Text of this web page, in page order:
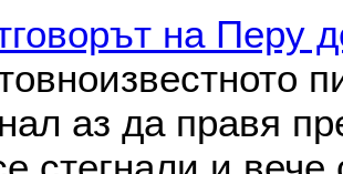
на Перу
аз да правя